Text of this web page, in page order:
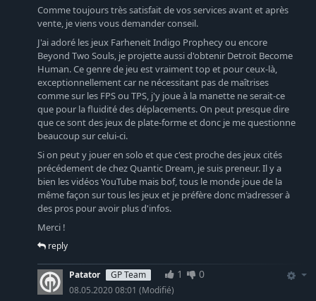
Comme toujours très satisfait de vos services avant et après
vente, je viens vous demander conseil.
J'ai adoré les jeux Farheneit Indigo Prophecy ou encore
Beyond Two Souls, je projette aussi d'obtenir Detroit Become
Human. Ce genre de jeu est vraiment top et pour ceux-là,
exceptionnellement car ne nécessitant pas de maîtrises
comme sur les FPS ou TPS, j'y joue à la manette ne serait-ce
que pour la fluidité des déplacements. On peut presque dire
que ce sont des jeux de plate-forme et donc je me questionne
beaucoup sur celui-ci.
Si on peut y jouer en solo et que c'est proche des jeux cités
précédement de chez Quantic Dream, je suis preneur. Il y a
bien les vidéos YouTube mais bof, tous le monde joue de la
même façon sur tous les jeux et je préfère donc m'adresser à
des pros pour avoir plus d'infos.
Merci !
reply
Patator GP Team 1 0
08.05.2020 08:01 (Modifié)